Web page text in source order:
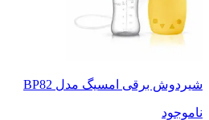
شیردوش برقی امسیگ مدل BP82
ناموجود